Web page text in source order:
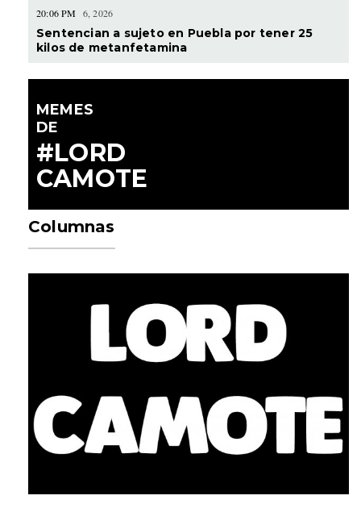
20:06 PM 6, 2026
Sentencian a sujeto en Puebla por tener 25
kilos de metanfetamina
MEMES
DE
#LORD
CAMOTE
Columnas